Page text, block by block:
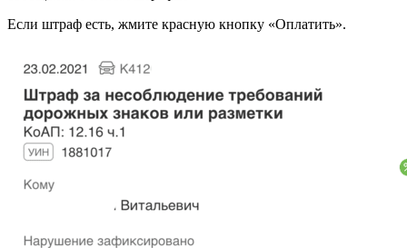
Если штраф есть, жмите красную кнопку «Оплатить».